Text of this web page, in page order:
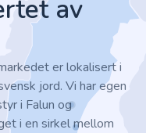
av
er lokalisert i
jord. Vi har egen
i Falun og
i en sirkel mellom